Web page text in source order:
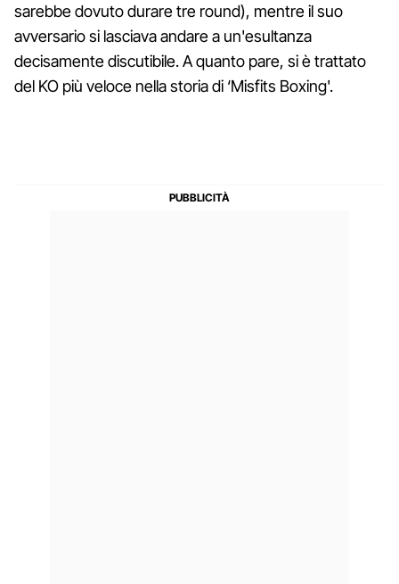
sarebbe dovuto durare tre round), mentre il suo
avversario si lasciava andare a un'esultanza
decisamente discutibile. A quanto pare, si è trattato
del KO più veloce nella storia di ‘Misfits Boxing'.